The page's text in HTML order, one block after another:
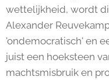
wettelijkheid, wordt
Alexander
'ondemocratisch' en
juist een hoeksteen
machtsmisbruik en